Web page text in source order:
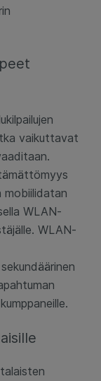
vaikuttavat
mobiilidatan
WLAN-
WLAN-